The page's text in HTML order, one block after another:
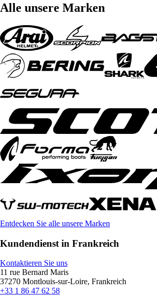
Alle unsere Marken
Entdecken Sie alle unsere Marken
Kundendienst in Frankreich
Kontaktieren Sie uns
11 rue Bernard Maris
37270 Montlouis-sur-Loire, Frankreich
+33 1 86 47 62 58